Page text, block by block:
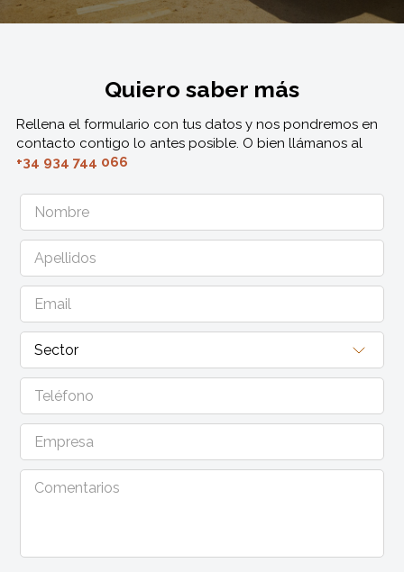
Quiero saber más
Rellena el formulario con tus datos y nos pondremos en
contacto contigo lo antes posible. O bien llámanos al
+34 934 744 066